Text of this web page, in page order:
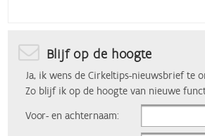
Blijf op de hoogte
Ja, ik wens de Cirkeltips-nieuwsbrief te
Zo blijf ik op de hoogte van nieuwe
Voor- en achternaam: